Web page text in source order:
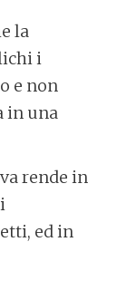
la
i
e non
in una
rende in
ed in